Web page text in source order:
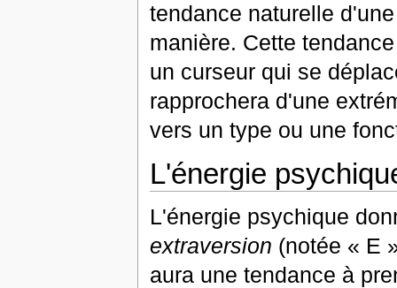
tendance naturelle
manière. Cette
un curseur qui se
rapprochera d'une
vers un type ou une
L'énergie
L'énergie psychique
extraversion (notée « E
aura une tendance à